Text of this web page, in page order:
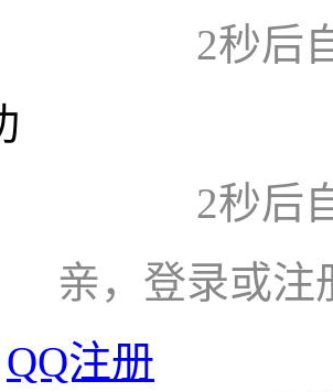
2秒后
2秒后
亲，登录或注
QQ注册